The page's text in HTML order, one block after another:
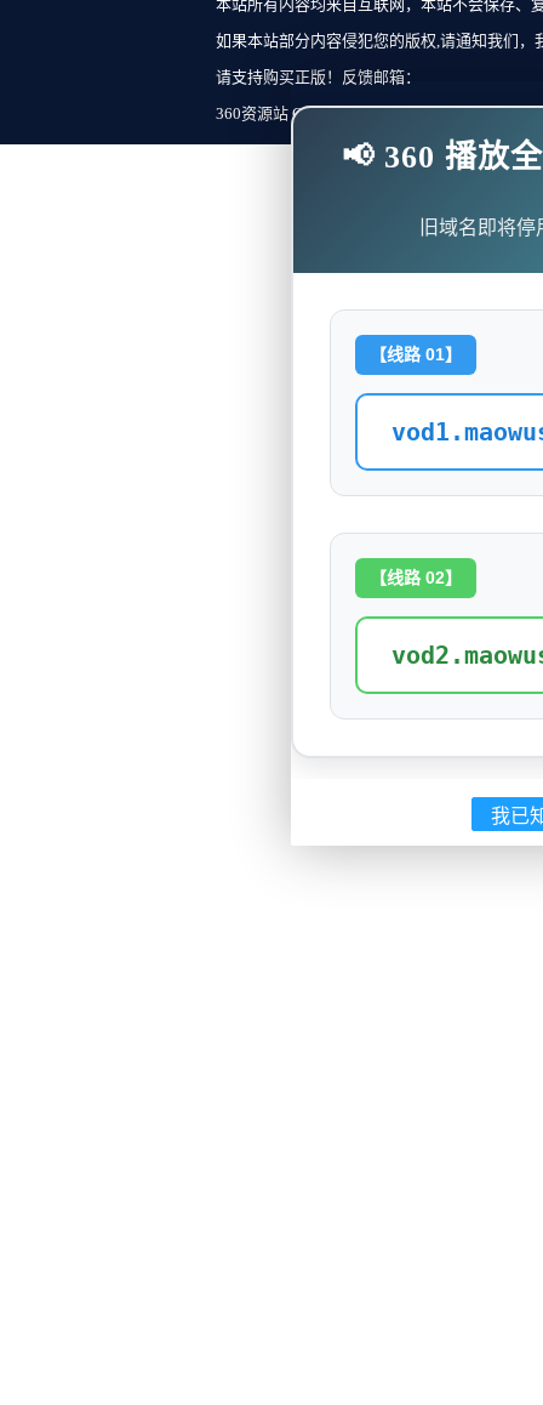
本站所有内容均来自互联网，本站不会保存、
如果本站部分内容侵犯您的版权,请通知我们
请支持购买正版！反馈邮箱：
360资源站 Copyright ©2018-2023 All Rights
📢 360 播放
旧域名即将
【线路 01】
【线路 02】
我已